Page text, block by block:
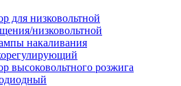
для низковольтной
низковольтной
накаливания
высоковольтного розжига